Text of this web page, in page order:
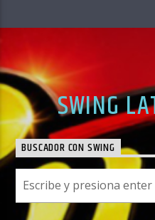
SWING
BUSCADOR CON SWING